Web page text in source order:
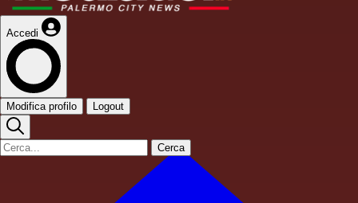
Accedi
Modifica profilo Logout
Cerca